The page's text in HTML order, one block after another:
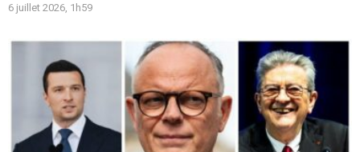
6 juillet 2026, 1h59